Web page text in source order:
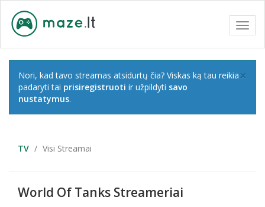
×
Nori, kad tavo streamas atsidurtų čia? Viskas ką tau reikia
padaryti tai prisiregistruoti ir užpildyti savo
nustatymus.
TV Visi Streamai
World Of Tanks Streameriai